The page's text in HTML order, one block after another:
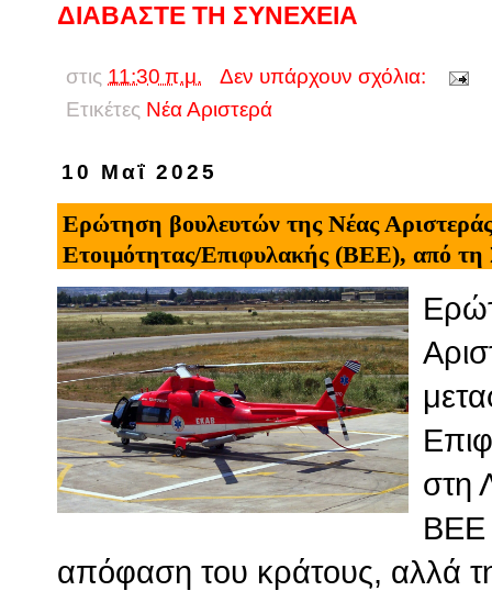
ΔΙΑΒΑΣΤΕ ΤΗ ΣΥΝΕΧΕΙΑ
στις 11:30 π.μ.
Δεν υπάρχουν σχόλια:
Ετικέτες Νέα Αριστερά
10 Μαΐ 2025
Ερώτηση βουλευτών της Νέας
Ετοιμότητας/Επιφυλακής (ΒΕΕ), από
στη
ΒΕΕ
απόφαση του κράτους, αλλά